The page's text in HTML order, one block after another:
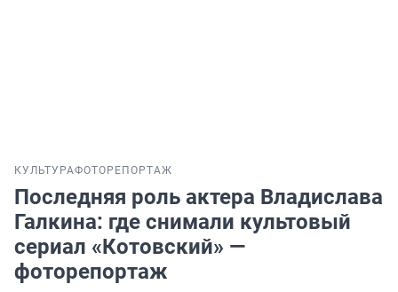
КУЛЬТУРАФОТОРЕПОРТАЖ
Последняя роль актера Владислава
Галкина: где снимали культовый
сериал «Котовский» —
фоторепортаж